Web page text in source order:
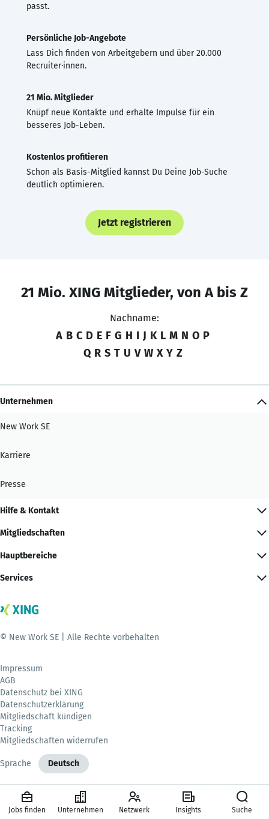
passt.
Persönliche Job-Angebote
Lass Dich finden von Arbeitgebern und über 20.000
Recruiter·innen.
21 Mio. Mitglieder
Knüpf neue Kontakte und erhalte Impulse für ein
besseres Job-Leben.
Kostenlos profitieren
Schon als Basis-Mitglied kannst Du Deine Job-Suche
deutlich optimieren.
Jetzt registrieren
21 Mio. XING Mitglieder, von A bis Z
Nachname:
A B C D E F G H I J K L M N O P
Q R S T U V W X Y Z
Unternehmen
New Work SE
Karriere
Presse
Hilfe & Kontakt
Mitgliedschaften
Hauptbereiche
Services
© New Work SE | Alle Rechte vorbehalten
Impressum
AGB
Datenschutz bei XING
Datenschutzerklärung
Mitgliedschaft kündigen
Tracking
Mitgliedschaften widerrufen
Sprache Deutsch
Jobs finden Unternehmen Netzwerk Insights Suche